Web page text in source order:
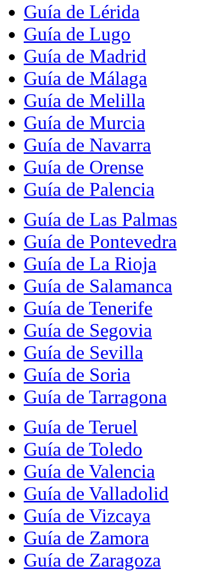
Guía de Lérida
Guía de Lugo
Guía de Madrid
Guía de Málaga
Guía de Melilla
Guía de Murcia
Guía de Navarra
Guía de Orense
Guía de Palencia
Guía de Las Palmas
Guía de Pontevedra
Guía de La Rioja
Guía de Salamanca
Guía de Tenerife
Guía de Segovia
Guía de Sevilla
Guía de Soria
Guía de Tarragona
Guía de Teruel
Guía de Toledo
Guía de Valencia
Guía de Valladolid
Guía de Vizcaya
Guía de Zamora
Guía de Zaragoza